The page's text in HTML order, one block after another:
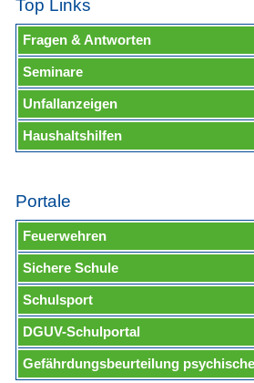
Top Links
Fragen & Antworten
Seminare
Unfallanzeigen
Haushaltshilfen
Portale
Feuerwehren
Sichere Schule
Schulsport
DGUV-Schulportal
Gefährdungsbeurteilung